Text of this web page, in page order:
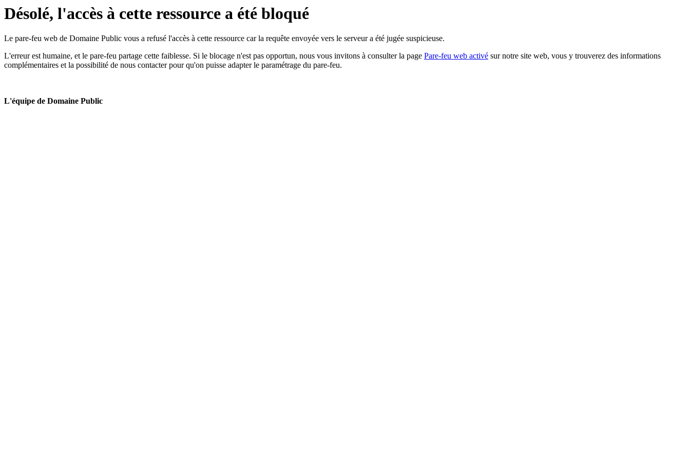
Désolé, l'accès à cette ressource a été bloqué
Le pare-feu web de Domaine Public vous a refusé l'accès à cette ressource car la requête envoyée vers le serveur a été jugée suspicieuse.
L'erreur est humaine, et le pare-feu partage cette faiblesse. Si le blocage n'est pas opportun, nous vous invitons à consulter la page Pare-feu web activé sur notre site web, vous y trouverez des informations
complémentaires et la possibilité de nous contacter pour qu'on puisse adapter le paramétrage du pare-feu.
L'équipe de Domaine Public